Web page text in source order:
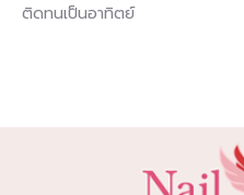
ติดทนเป็นอาทิตย์